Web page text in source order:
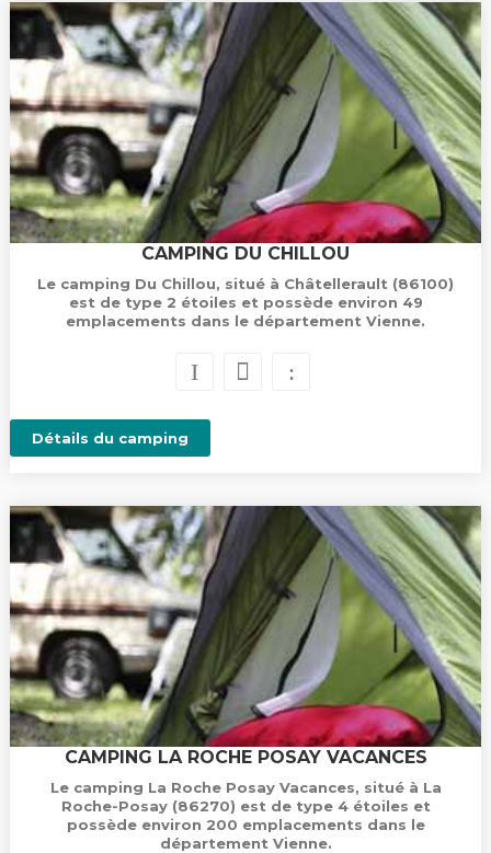
CAMPING DU CHILLOU
Le camping Du Chillou, situé à Châtellerault (86100)
est de type 2 étoiles et possède environ 49
emplacements dans le département Vienne.
Détails du camping
CAMPING LA ROCHE POSAY VACANCES
Le camping La Roche Posay Vacances, situé à La
Roche-Posay (86270) est de type 4 étoiles et
possède environ 200 emplacements dans le
département Vienne.